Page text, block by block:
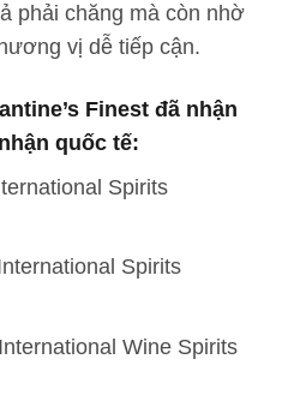
phải chăng mà còn nhờ
vị dễ tiếp cận.
Finest đã nhận
quốc tế:
Spirits
Spirits
Wine Spirits